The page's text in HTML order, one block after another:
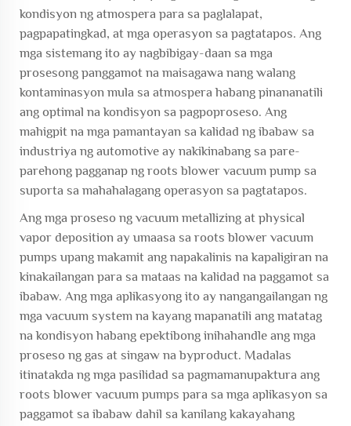
kondisyon ng atmospera para sa paglalapat,
pagpapatingkad, at mga operasyon sa pagtatapos. Ang
mga sistemang ito ay nagbibigay-daan sa mga
prosesong panggamot na maisagawa nang walang
kontaminasyon mula sa atmospera habang pinananatili
ang optimal na kondisyon sa pagpoproseso. Ang
mahigpit na mga pamantayan sa kalidad ng ibabaw sa
industriya ng automotive ay nakikinabang sa pare-
parehong pagganap ng roots blower vacuum pump sa
suporta sa mahahalagang operasyon sa pagtatapos.
Ang mga proseso ng vacuum metallizing at physical
vapor deposition ay umaasa sa roots blower vacuum
pumps upang makamit ang napakalinis na kapaligiran na
kinakailangan para sa mataas na kalidad na paggamot sa
ibabaw. Ang mga aplikasyong ito ay nangangailangan ng
mga vacuum system na kayang mapanatili ang matatag
na kondisyon habang epektibong inihahandle ang mga
proseso ng gas at singaw na byproduct. Madalas
itinatakda ng mga pasilidad sa pagmamanupaktura ang
roots blower vacuum pumps para sa mga aplikasyon sa
paggamot sa ibabaw dahil sa kanilang kakayahang